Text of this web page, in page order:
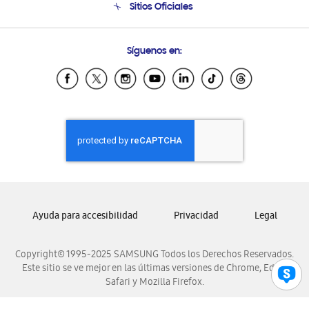
Condiciones de Compra
Soporte vía eMail
Sitios Oficiales
Samsung Ecuador
Samsung El Salvador
Samsung Honduras
Samsung Nicaragua
Samsung Panamá
Samsung Venezuela
Síguenos en:
Copyright© 1995-2025 SAMSUNG Todos los Derechos Reservados.
Este sitio se ve mejor en las últimas versiones de Chrome, Edge,
Safari y Mozilla Firefox.
Ayuda para accesibilidad Privacidad Legal